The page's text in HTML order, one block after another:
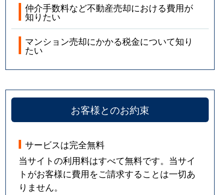
仲介手数料など不動産売却における費用が
知りたい
マンション売却にかかる税金について知り
たい
お客様とのお約束
サービスは完全無料
当サイトの利用料はすべて無料です。当サイ
トがお客様に費用をご請求することは一切あ
りません。